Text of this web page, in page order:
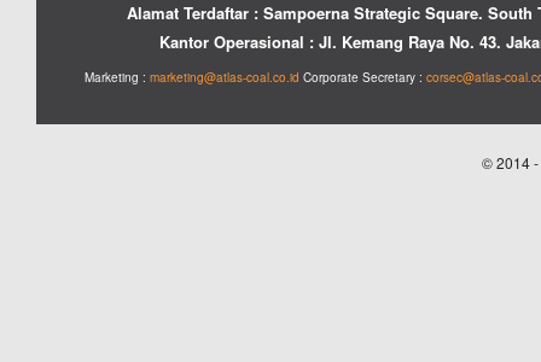
Alamat Terdaftar : Sampoerna Strategic Square.
Kantor Operasional : Jl. Kemang Raya No. 43.
Marketing : marketing@atlas-coal.co.id Corporate Secretary : corsec@atlas-
© 2014 -